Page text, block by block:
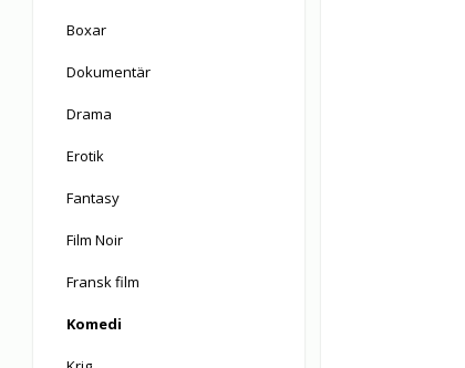
Boxar
Dokumentär
Drama
Erotik
Fantasy
Film Noir
Fransk film
Komedi